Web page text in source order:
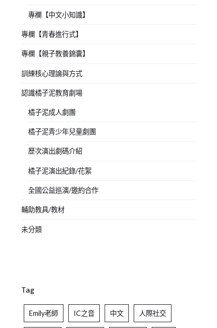
專欄【中文小知識】
專欄【青春進行式】
專欄【親子教養錦囊】
訓練核心理論與方式
認識橘子泥教育劇場
橘子泥成人劇團
橘子泥青少年兒童劇團
歷次演出劇碼介紹
橘子泥演出紀錄/花絮
全國公益巡演/邀約合作
輔助教具/教材
未分類
Tag
Emily老師 IC之音 中文 人際社交